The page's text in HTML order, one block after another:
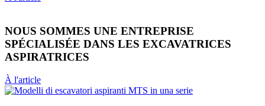
NOUS SOMMES UNE ENTREPRISE
SPÉCIALISÉE DANS LES EXCAVATRICES
ASPIRATRICES
À l'article